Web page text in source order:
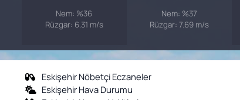
Nem: %36
Rüzgar: 6.31 m/s
Nem: %37
Rüzgar: 7.69 m/s
Eskişehir Nöbetçi Eczaneler
Eskişehir Hava Durumu